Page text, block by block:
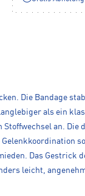
Die Bandage
als ein
Stoffwechsel an.
Das Gestrick
leicht,